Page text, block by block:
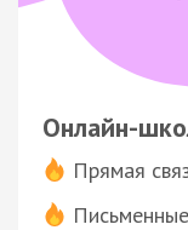
Онлайн-
Прямая